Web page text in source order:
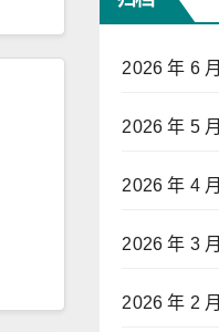
2026 年 6 月
2026 年 5 月
2026 年 4 月
2026 年 3 月
2026 年 2 月